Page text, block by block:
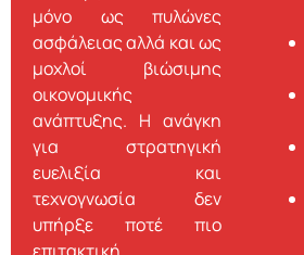
μόνο ως πυλώνες
ασφάλειας αλλά και ως
μοχλοί βιώσιμης
οικονομικής
ανάπτυξης. Η ανάγκη
για στρατηγική
ευελιξία και
τεχνογνωσία δεν
υπήρξε ποτέ πιο